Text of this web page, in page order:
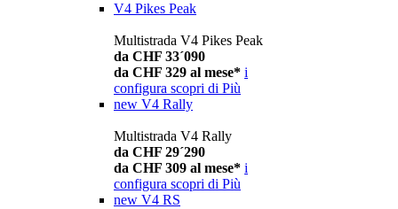
V4 Pikes Peak
Multistrada V4 Pikes Peak
da CHF 33´090
da CHF 329 al mese* i
configura scopri di Più
new V4 Rally
Multistrada V4 Rally
da CHF 29´290
da CHF 309 al mese* i
configura scopri di Più
new V4 RS